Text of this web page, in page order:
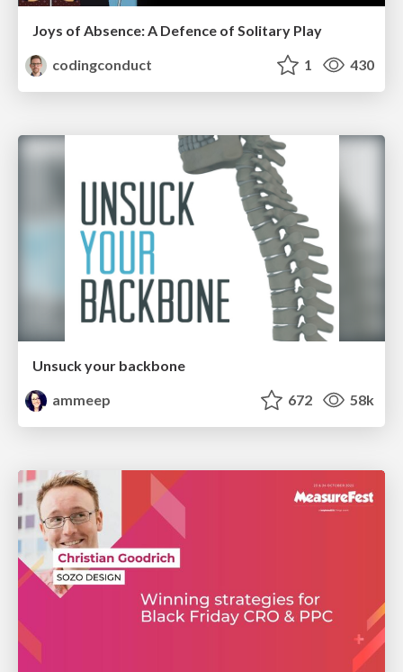
Joys of Absence: A Defence of Solitary Play
codingconduct
1 430
Unsuck your backbone
ammeep
672 58k